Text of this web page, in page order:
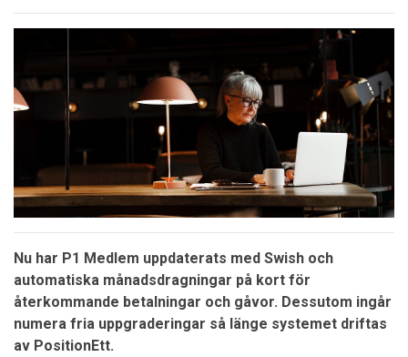
Nu har P1 Medlem uppdaterats med Swish och
automatiska månadsdragningar på kort för
återkommande betalningar och gåvor. Dessutom ingår
numera fria uppgraderingar så länge systemet driftas
av PositionEtt.